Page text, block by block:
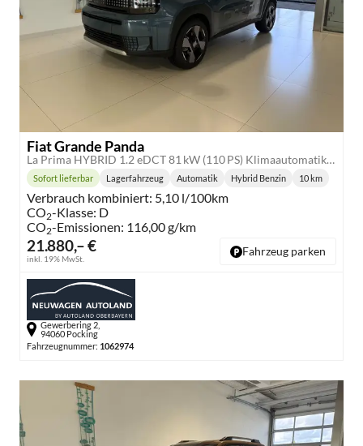
Fiat Grande Panda
La Prima HYBRID 1.2 eDCT 81 kW (110 PS) Klimaautomatik, Radio, DAB, Navigationssystem, Lenkradheizung, Sitzheizung, Induktionsladen für Smartphones, LED-Scheinwerfer, Lichtsensor, Regensensor, Tempomat, 17 Zoll Leichtmetallfelgen, uvm
21.880,– €
inkl. 19% MwSt.
Lieferzeit:
Sofort lieferbar Lagerfahrzeug Automatik Hybrid Benzin 10 km
Verbrauch kombiniert: 5,10 l/100km
CO2-Klasse: D
CO2-Emissionen: 116,00 g/km
Fahrzeug parken
Gewerbering 2,
94060 Pocking
Fahrzeugnummer: 1062974